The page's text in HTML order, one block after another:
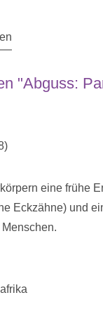
"Abguss:
eine frühe
Eckzähne) und